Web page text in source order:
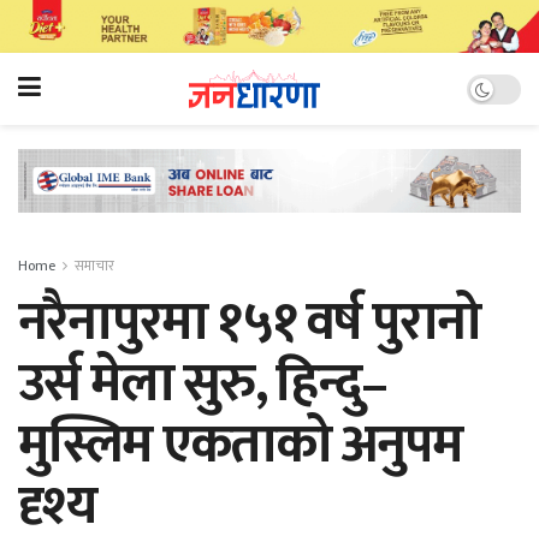
Home समाचार
नरैनापुरमा १५१ वर्ष पुरानो
उर्स मेला सुरु, हिन्दु–
मुस्लिम एकताको अनुपम
दृश्य